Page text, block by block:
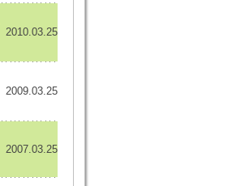
2010.03.25
2009.03.25
2007.03.25